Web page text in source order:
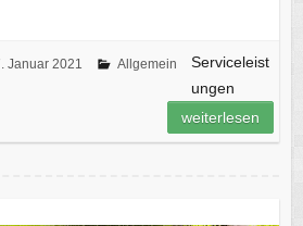
Januar 2021 Allgemein
Serviceleist
ungen
weiterlesen